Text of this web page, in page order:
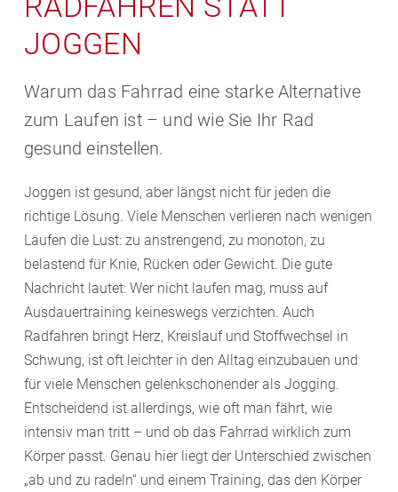
JOGGEN
Warum das Fahrrad eine starke Alternative
zum Laufen ist – und wie Sie Ihr Rad
gesund einstellen.
Joggen ist gesund, aber längst nicht für jeden die
richtige Lösung. Viele Menschen verlieren nach wenigen
Läufen die Lust: zu anstrengend, zu monoton, zu
belastend für Knie, Rücken oder Gewicht. Die gute
Nachricht lautet: Wer nicht laufen mag, muss auf
Ausdauertraining keineswegs verzichten. Auch
Radfahren bringt Herz, Kreislauf und Stoffwechsel in
Schwung, ist oft leichter in den Alltag einzubauen und
für viele Menschen gelenkschonender als Jogging.
Entscheidend ist allerdings, wie oft man fährt, wie
intensiv man tritt – und ob das Fahrrad wirklich zum
Körper passt. Genau hier liegt der Unterschied zwischen
„ab und zu radeln“ und einem Training, das den Körper